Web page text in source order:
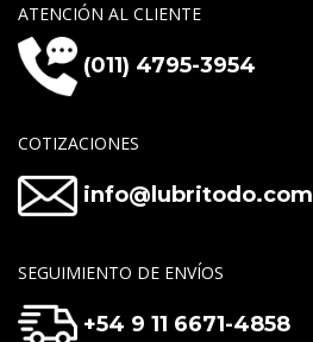
ATENCIÓN AL CLIENTE
(011) 4795-3954
COTIZACIONES
info@lubritodo.com
SEGUIMIENTO DE ENVÍOS
+54 9 11 6671-4858